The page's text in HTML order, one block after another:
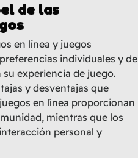
de las
en línea y juegos
individuales y de
experiencia de juego.
y desventajas que
en línea proporcionan
mientras que los
personal y